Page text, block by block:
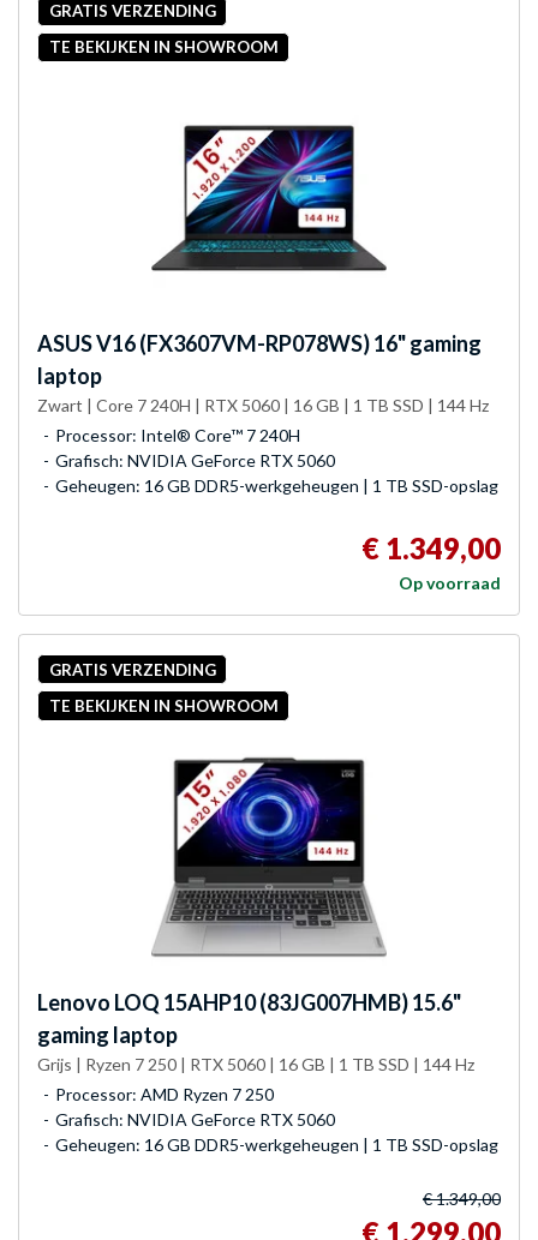
GRATIS VERZENDING
TE BEKIJKEN IN SHOWROOM
ASUSV16 (FX3607VM-RP078WS) 16" gaming
laptop
Zwart | Core 7 240H | RTX 5060 | 16 GB | 1 TB SSD | 144 Hz
Processor: Intel® Core™ 7 240H
Grafisch: NVIDIA GeForce RTX 5060
Geheugen: 16 GB DDR5-werkgeheugen | 1 TB SSD-opslag
€ 1.349,00
Op voorraad
GRATIS VERZENDING
TE BEKIJKEN IN SHOWROOM
Lenovo LOQ 15AHP10 (83JG007HMB) 15.6"
gaming laptop
Grijs | Ryzen 7 250 | RTX 5060 | 16 GB | 1 TB SSD | 144 Hz
Processor: AMD Ryzen 7 250
Grafisch: NVIDIA GeForce RTX 5060
Geheugen: 16 GB DDR5-werkgeheugen | 1 TB SSD-opslag
€ 1.349,00
€ 1.299,00